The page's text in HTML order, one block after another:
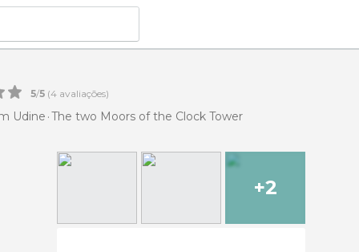
5/5 (4 avaliações)
Udine The two Moors of the Clock Tower
+2